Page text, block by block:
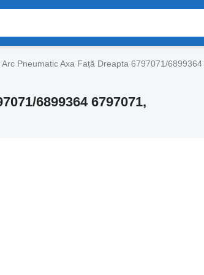
Arc Pneumatic Axa Față Dreapta 6797071/
6899364 6797071,